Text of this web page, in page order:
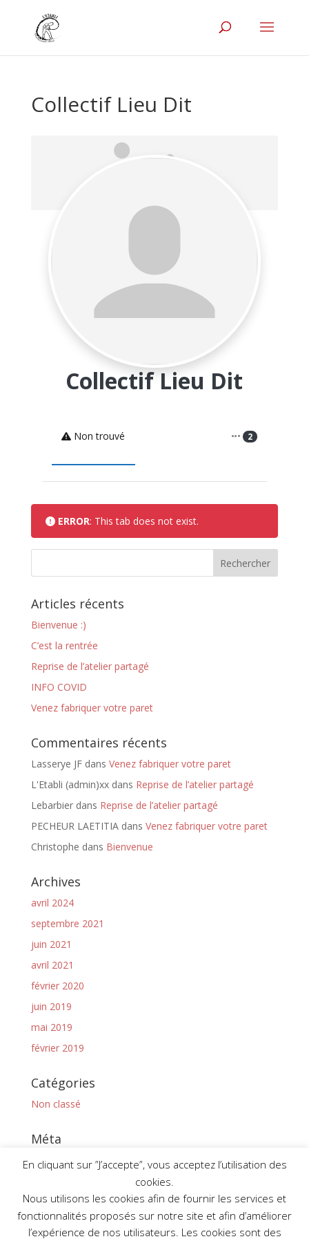
Collectif Lieu Dit
Collectif Lieu Dit
Non trouvé 2
ERROR: This tab does not exist.
Articles récents
Bienvenue :)
C’est la rentrée
Reprise de l’atelier partagé
INFO COVID
Venez fabriquer votre paret
Commentaires récents
Lasserye JFdans Venez fabriquer votre paret
L'Etabli (admin)xxdans Reprise de l’atelier partagé
Lebarbierdans Reprise de l’atelier partagé
PECHEUR LAETITIAdans Venez fabriquer votre paret
Christophe dans Bienvenue
Archives
avril 2024
septembre 2021
juin 2021
avril 2021
février 2020
juin 2019
mai 2019
février 2019
Catégories
Non classé
Méta
Connexion
Flux des commentaires
Site de WordPress-FR
En cliquant sur ”J’accepte”, vous acceptez l’utilisation des
cookies.
Nous utilisons les cookies afin de fournir les services et
fonctionnalités proposés sur notre site et afin d’améliorer
l’expérience de nos utilisateurs. Les cookies sont des